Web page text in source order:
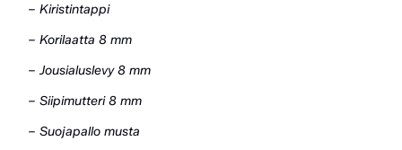
– Kiristintappi
– Korilaatta 8 mm
– Jousialuslevy 8 mm
– Siipimutteri 8 mm
– Suojapallo musta